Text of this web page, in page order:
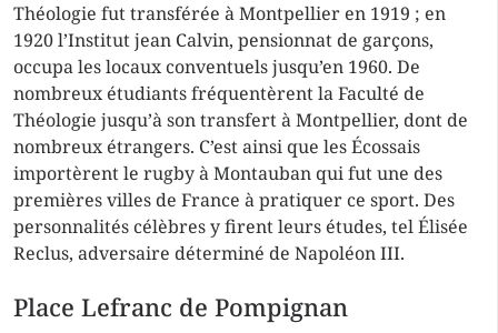
Théologie fut transférée à Montpellier en 1919 ; en
1920 l’Institut jean Calvin, pensionnat de garçons,
occupa les locaux conventuels jusqu’en 1960. De
nombreux étudiants fréquentèrent la Faculté de
Théologie jusqu’à son transfert à Montpellier, dont de
nombreux étrangers. C’est ainsi que les Écossais
importèrent le rugby à Montauban qui fut une des
premières villes de France à pratiquer ce sport. Des
personnalités célèbres y firent leurs études, tel Élisée
Reclus, adversaire déterminé de Napoléon III.
Place Lefranc de Pompignan